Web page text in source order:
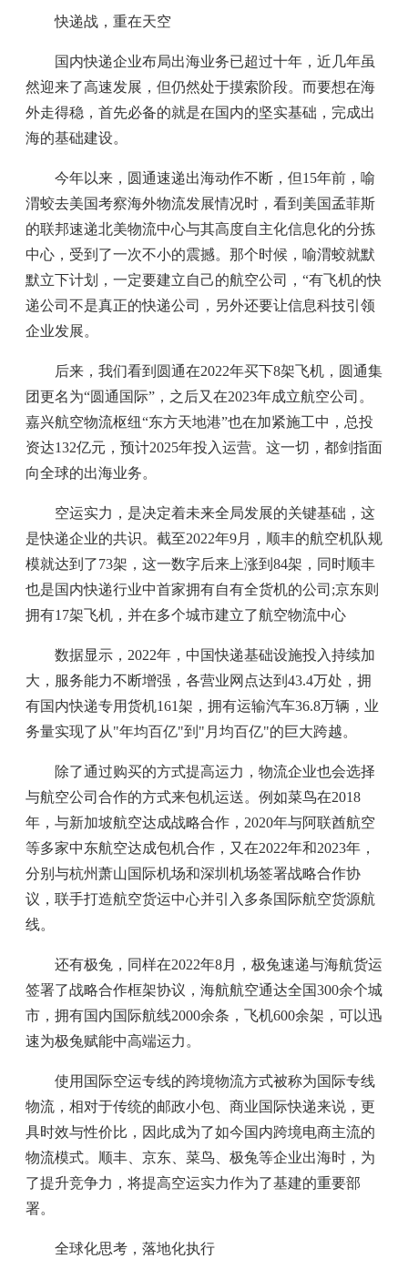
快递战，重在天空
国内快递企业布局出海业务已超过十年，近几年虽
然迎来了高速发展，但仍然处于摸索阶段。而要想在海
外走得稳，首先必备的就是在国内的坚实基础，完成出
海的基础建设。
今年以来，圆通速递出海动作不断，但15年前，喻
渭蛟去美国考察海外物流发展情况时，看到美国孟菲斯
的联邦速递北美物流中心与其高度自主化信息化的分拣
中心，受到了一次不小的震撼。那个时候，喻渭蛟就默
默立下计划，一定要建立自己的航空公司，“有飞机的快
递公司不是真正的快递公司，另外还要让信息科技引领
企业发展。
后来，我们看到圆通在2022年买下8架飞机，圆通集
团更名为“圆通国际”，之后又在2023年成立航空公司。
嘉兴航空物流枢纽“东方天地港”也在加紧施工中，总投
资达132亿元，预计2025年投入运营。这一切，都剑指面
向全球的出海业务。
空运实力，是决定着未来全局发展的关键基础，这
是快递企业的共识。截至2022年9月，顺丰的航空机队规
模就达到了73架，这一数字后来上涨到84架，同时顺丰
也是国内快递行业中首家拥有自有全货机的公司;京东则
拥有17架飞机，并在多个城市建立了航空物流中心
数据显示，2022年，中国快递基础设施投入持续加
大，服务能力不断增强，各营业网点达到43.4万处，拥
有国内快递专用货机161架，拥有运输汽车36.8万辆，业
务量实现了从"年均百亿"到"月均百亿"的巨大跨越。
除了通过购买的方式提高运力，物流企业也会选择
与航空公司合作的方式来包机运送。例如菜鸟在2018
年，与新加坡航空达成战略合作，2020年与阿联酋航空
等多家中东航空达成包机合作，又在2022年和2023年，
分别与杭州萧山国际机场和深圳机场签署战略合作协
议，联手打造航空货运中心并引入多条国际航空货源航
线。
还有极兔，同样在2022年8月，极兔速递与海航货运
签署了战略合作框架协议，海航航空通达全国300余个城
市，拥有国内国际航线2000余条，飞机600余架，可以迅
速为极兔赋能中高端运力。
使用国际空运专线的跨境物流方式被称为国际专线
物流，相对于传统的邮政小包、商业国际快递来说，更
具时效与性价比，因此成为了如今国内跨境电商主流的
物流模式。顺丰、京东、菜鸟、极兔等企业出海时，为
了提升竞争力，将提高空运实力作为了基建的重要部
署。
全球化思考，落地化执行